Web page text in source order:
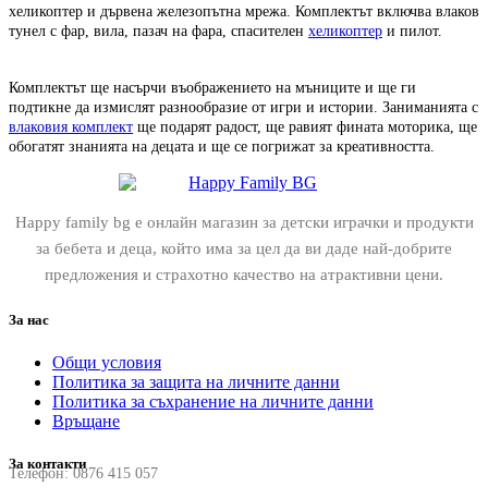
хеликоптер и дървена железопътна мрежа. Комплектът включва влаков
тунел с фар, вила, пазач на фара, спасителен хеликоптер и пилот.
Комплектът ще насърчи въображението на мъниците и ще ги
подтикне да измислят разнообразие от игри и истории. Заниманията с
влаковия комплект ще подарят радост, ще равият фината моторика, ще
обогатят знанията на децата и ще се погрижат за креативността.
Happy family bg е онлайн магазин за детски играчки и продукти
за бебета и деца, който има за цел да ви даде най-добрите
предложения и страхотно качество на атрактивни цени.
За нас
Общи условия
Политика за защита на личните данни
Политика за съхранение на личните данни
Връщане
За контакти
Телефон:0876 415 057